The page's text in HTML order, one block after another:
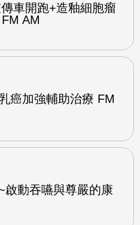
車開跑+造釉細胞瘤
AM
癌加強輔助治療 FM
啟動吞嚥與尊嚴的康